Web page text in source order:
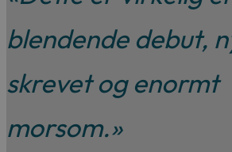
blendende debut,
skrevet og enormt
morsom.»